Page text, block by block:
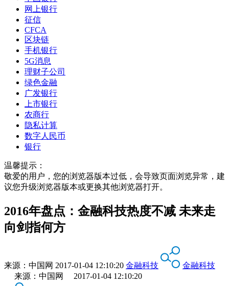
网上银行
征信
CFCA
区块链
手机银行
5G消息
理财子公司
绿色金融
广发银行
上市银行
农商行
隐私计算
数字人民币
银行
温馨提示：
敬爱的用户，您的浏览器版本过低，会导致页面浏览异常，建
议您升级浏览器版本或更换其他浏览器打开。
2016年盘点：金融科技热度不减 未来走
向剑指何方
来源： 中国网 2017-01-04 12:10:20 金融科技
金融科技
来源：中国网 2017-01-04 12:10:20